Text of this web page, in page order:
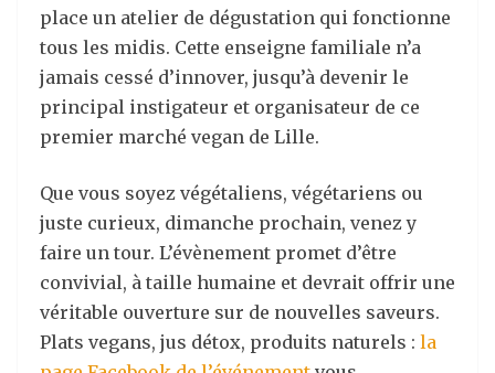
place un atelier de dégustation qui fonctionne
tous les midis. Cette enseigne familiale n’a
jamais cessé d’innover, jusqu’à devenir le
principal instigateur et organisateur de ce
premier marché vegan de Lille.
Que vous soyez végétaliens, végétariens ou
juste curieux, dimanche prochain, venez y
faire un tour. L’évènement promet d’être
convivial, à taille humaine et devrait offrir une
véritable ouverture sur de nouvelles saveurs.
Plats vegans, jus détox, produits naturels : la